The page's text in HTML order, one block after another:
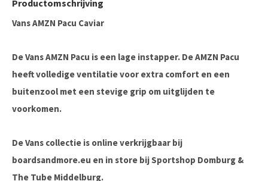
Productomschrijving
Vans AMZN Pacu Caviar
De Vans AMZN Pacu is een lage instapper. De AMZN Pacu
heeft volledige ventilatie voor extra comfort en een
buitenzool met een stevige grip om uitglijden te
voorkomen.
De Vans collectie is online verkrijgbaar bij
boardsandmore.eu en in store bij Sportshop Domburg &
The Tube Middelburg.